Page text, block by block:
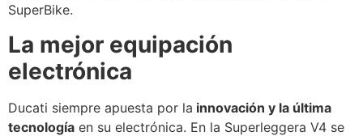
SuperBike.
La mejor equipación
electrónica
Ducati siempre apuesta por la innovación y la última
tecnología en su electrónica. En la Superleggera V4 se